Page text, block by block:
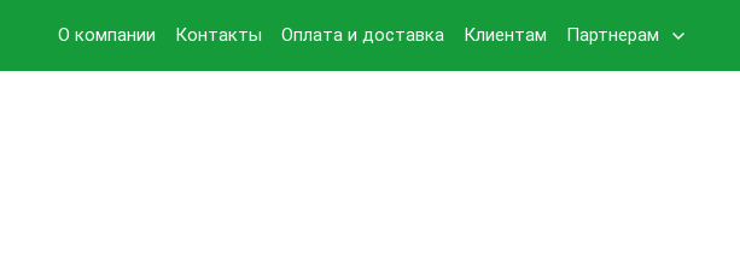
О компании Контакты Оплата и доставка Клиентам Партнерам